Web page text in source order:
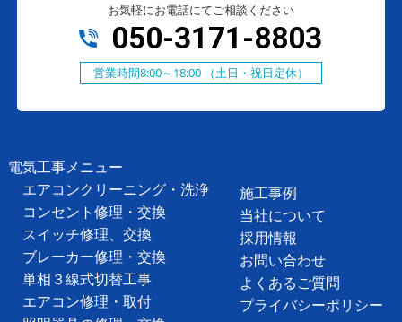
お気軽にお電話にてご相談ください
050-3171-8803
営業時間8:00～18:00 （土日・祝日定休）
電気工事メニュー
エアコンクリーニング・洗浄
コンセント修理・交換
スイッチ修理、交換
ブレーカー修理・交換
単相３線式切替工事
エアコン修理・取付
施工事例
当社について
採用情報
お問い合わせ
よくあるご質問
プライバシーポリシー